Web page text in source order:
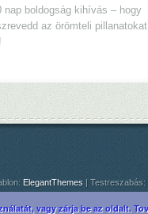
nap boldogság kihívás – hogy
az örömteli pillanatokat
ElegantThemes | Testreszabás:
vagy zárja be az oldalt.